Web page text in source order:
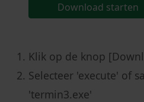
Download starten
Klik op de knop
Selecteer 'execute' of
'termin3.exe'